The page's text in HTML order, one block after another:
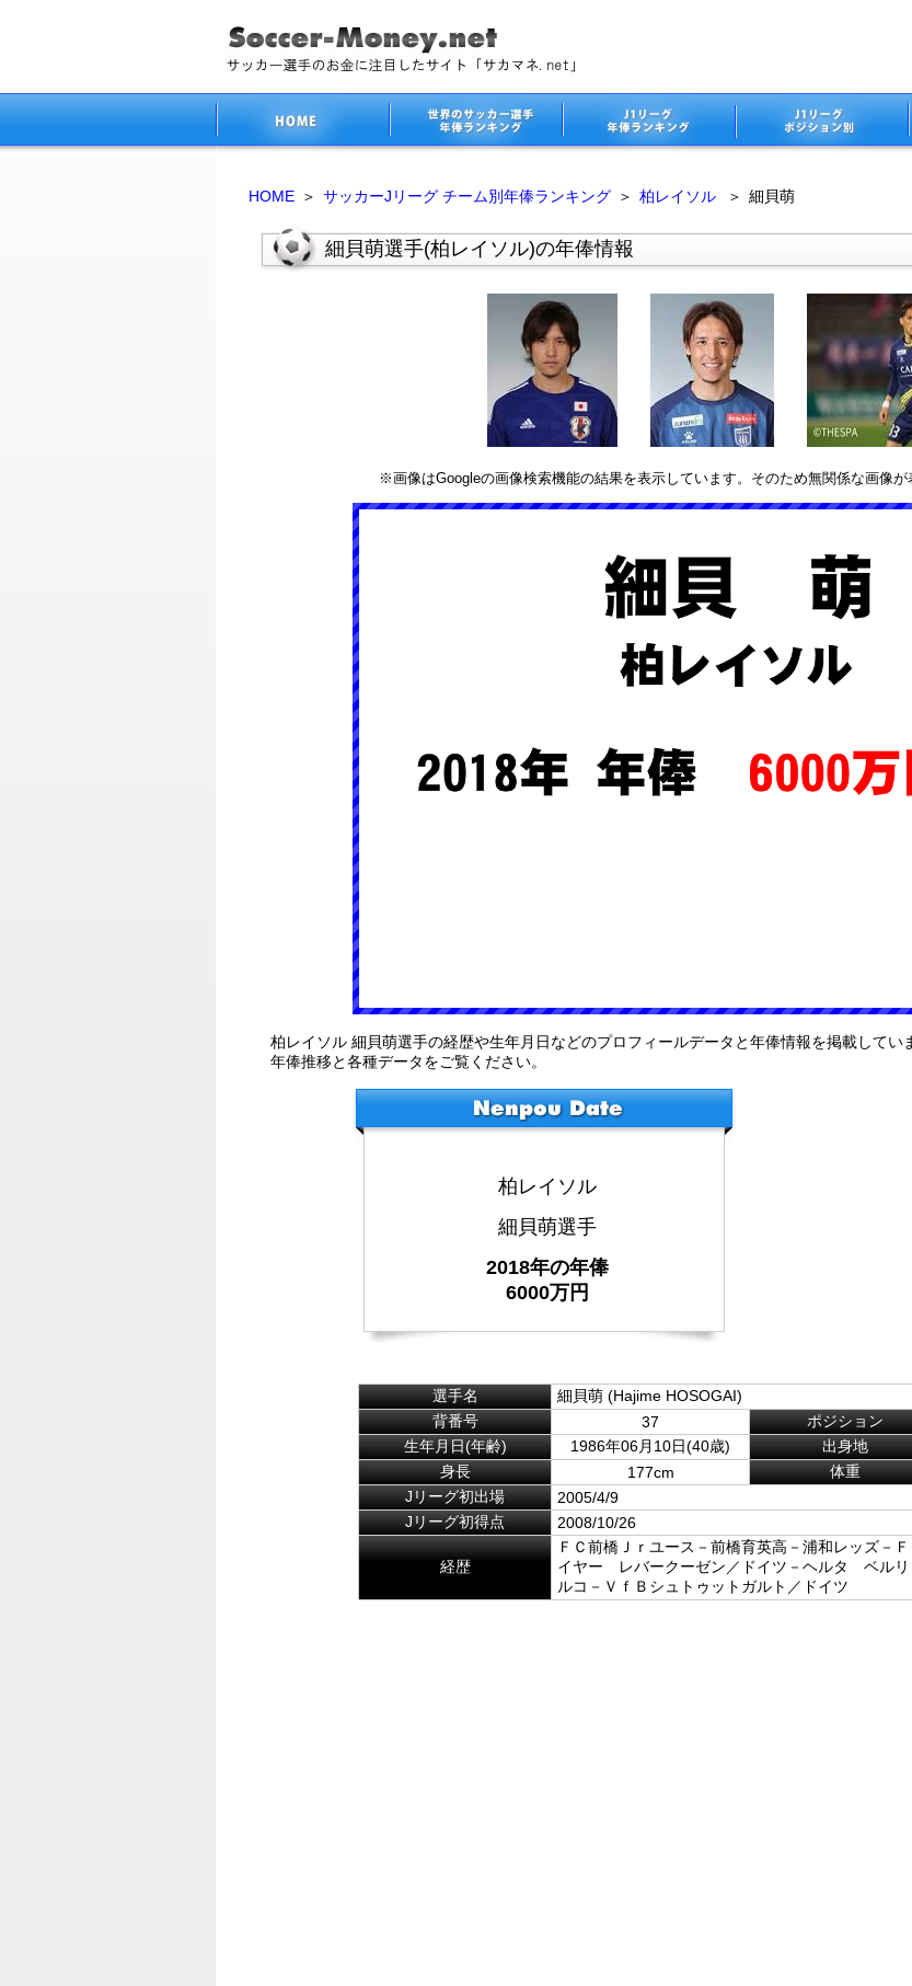
HOME ＞ サッカーJリーグ チーム別年俸ランキング ＞ 柏レイソル ＞ 細貝萌
細貝萌選手(柏レイソル)の年俸情報
※画像はGoogleの画像検索機能の結果を表示しています。そのため無関係な画像が
柏レイソル 細貝萌選手の経歴や生年月日などのプロフィールデータと年俸情報を掲載してい
年俸推移と各種データをご覧ください。
柏レイソル
細貝萌選手
2018年の年俸
6000万円
選手名
細貝萌 (Hajime HOSOGAI)
背番号
37 ポジション
生年月日(年齢)
1986年06月10日(40歳) 出身地
身長
177cm 体重
Jリーグ初出場
2005/4/9
Jリーグ初得点
2008/10/26
経歴
ＦＣ前橋Ｊｒユース－前橋育英高－浦和レッズ－
イヤー レバークーゼン／ドイツ－ヘルタ ベルリ
ルコ－ＶｆＢシュトゥットガルト／ドイツ